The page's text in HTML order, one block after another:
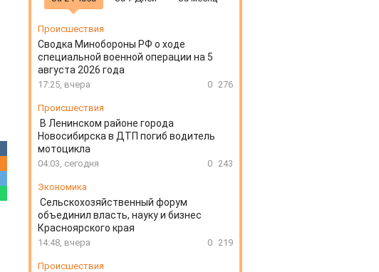
Происшествия
Сводка Минобороны РФ о ходе
специальной военной операции на 5
августа 2026 года
17:25, вчера 0 276
Происшествия
В Ленинском районе города
Новосибирска в ДТП погиб водитель
мотоцикла
04:03, сегодня 0 243
Экономика
Сельскохозяйственный форум
объединил власть, науку и бизнес
Красноярского края
14:48, вчера 0 219
Происшествия